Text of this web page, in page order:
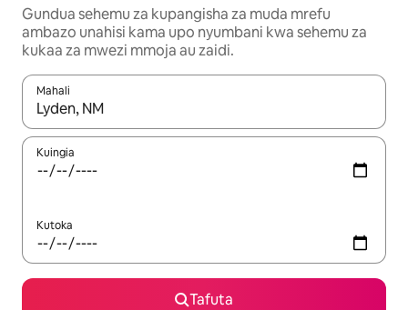
Gundua sehemu za kupangisha za muda mrefu
ambazo unahisi kama upo nyumbani kwa sehemu za
kukaa za mwezi mmoja au zaidi.
Mahali
Wakati matokeo yanapatikana, vinjari kwa kutumia vitufe vya
Kuingia
Kutoka
Tafuta